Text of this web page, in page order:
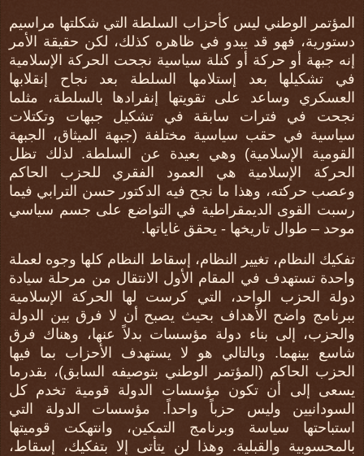
المؤتمر الوطني ليس كأحزاب السلطة التي شكلتها مراسيم
دستورية، فهو قد يبدو في ظاهره كذلك، لكن حقيقة الأمر
إنه جبهة أو حركة أو كنلة سياسية نجحت الحركة الإسلامية
في تشكيلها بعد إستلامها السلطة بعد نجاح إنقلابها
العسكري وساعد على تقويتها إنفرادها بالسلطة، مثلما
نجحت في فترات سابقة في تشكيل جبهات وتكتلات
سياسية في حقب سياسية مختلفة (جبهة الميثاق، الجبهة
القومية الإسلامية) وهي بعيدة عن السلطة. لذلك تظل
الحركة الإسلامية هي العمود الفقري للحزب الحاكم
وعصب حركته، وهذا ما نجح فيه الدكتور حسن الترابي فيما
رسبت القوى الديمقراطية في التواضع على جسم سياسي
موحد – طوال تاريخها - يحقق غاياتها.
تفكيك النظام، تغيير النظام، إسقاط النظام كلها وجوه لعملة
واحدة تستهدف في المقام الأول الانتقال من مرحلة سيادة
دولة الحزب الواحد، التي كرست لها الحركة الإسلامية
ببرنامج واضح الأهداف بحيث يصبح أن لا فرق بين الدولة
والحزب، إلى بناء دولة مؤسسات بدلاً عنها، وهناك فرق
شاسع بينهما. وبالتالي هو لا يستهدف الأحزاب بما فيها
الحزب الحاكم (المؤتمر الوطني بتوصيفه السابق)، بقدرما
يسعى إلى أن تكون مؤسسات الدولة قومية تخدم كل
السودانيين وليس حزباً واحداً. مؤسسات الدولة التي
استباحتها سياسة وبرنامج التمكين، وانتهكت قوميتها
بالمحسوبية والقبلية. وهذا لن يتأتى إلا بتفكيك، إسقاط،